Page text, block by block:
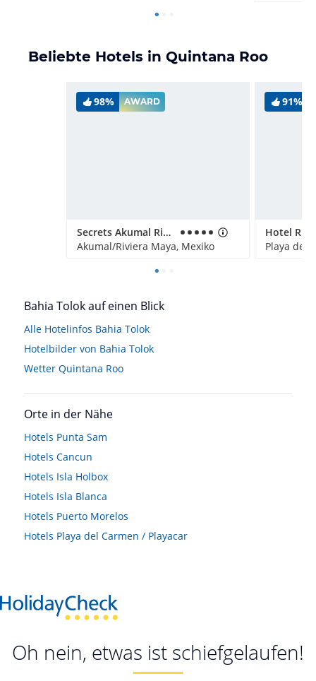
Beliebte Hotels in Quintana Roo
98% AWARD
Secrets Akumal Riviera Maya - Adults only
Akumal/Riviera Maya, Mexiko
91%
Bahia Tolok auf einen Blick
Alle Hotelinfos Bahia Tolok
Hotelbilder von Bahia Tolok
Wetter Quintana Roo
Orte in der Nähe
Hotels Punta Sam
Hotels Cancun
Hotels Isla Holbox
Hotels Isla Blanca
Hotels Puerto Morelos
Hotels Playa del Carmen / Playacar
Oh nein, etwas ist schiefgelaufen!